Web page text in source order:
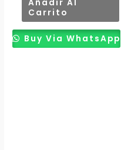
Añadir Al
Carrito
Buy Via WhatsApp